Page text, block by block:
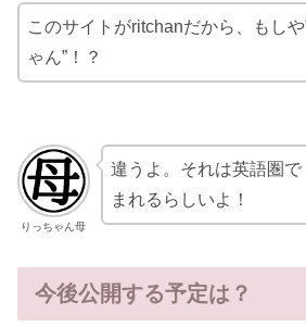
このサイトがritchanだから、もしや
ゃん”！？
りっちゃん母
違うよ。それは英語圏
まれるらしいよ！
今後公開する予定は？